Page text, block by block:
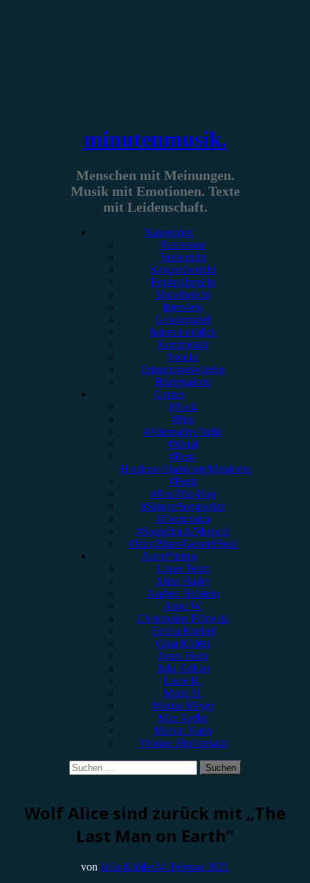
minutenmusik.
Menschen mit Meinungen.
Musik mit Emotionen. Texte
mit Leidenschaft.
Kategorien
Rezension
Vorbericht
Konzertbericht
Festivalbericht
Showbericht
Interview
Gewinnspiel
Jahresrückblick
Kommentar
Special
Erinnerungswürdig
Bildergalerie
Genres
#Rock
#Pop
#Alternative/Indie
#Metal
#Post-
Hardcore/Hardcore/Metalcore
#Punk
#Rap/Hip-Hop
#Singer/Songwriter
#Electronica
#Soundtrack/Musical
#Jazz/Blues/Gospel/Soul
Autor*innen
Unser Team
Alina Hasky
Andrea Holstein
Anna W.
Christopher Filipecki
Emilia Knebel
Gina Köhler
Jonas Horn
Julia Köhler
Lucie K.
Marie H.
Marius Meyer
Max Keller
Melvin Klein
Yvonne Hopfensack
Suchen
nach:
Wolf Alice sind zurück mit „The
Last Man on Earth“
von Julia Köhler24. Februar 2021